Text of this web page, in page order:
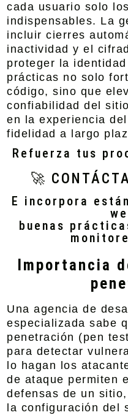
cada usuario solo
indispensables. La
incluir cierres
inactividad y el
proteger la
prácticas no solo
código, sino que
confiabilidad del
en la experiencia
fidelidad a largo
Refuerza tus
🚀
E incorpora
buenas
Importancia
Una agencia de
especializada sabe
penetración (pen
para detectar
lo hagan los
de ataque permiten
defensas de un
la configuración del